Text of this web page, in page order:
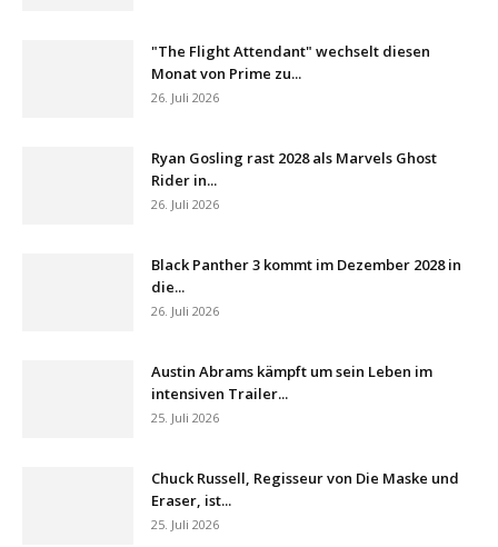
"The Flight Attendant" wechselt diesen
Monat von Prime zu...
26. Juli 2026
Ryan Gosling rast 2028 als Marvels Ghost
Rider in...
26. Juli 2026
Black Panther 3 kommt im Dezember 2028 in
die...
26. Juli 2026
Austin Abrams kämpft um sein Leben im
intensiven Trailer...
25. Juli 2026
Chuck Russell, Regisseur von Die Maske und
Eraser, ist...
25. Juli 2026